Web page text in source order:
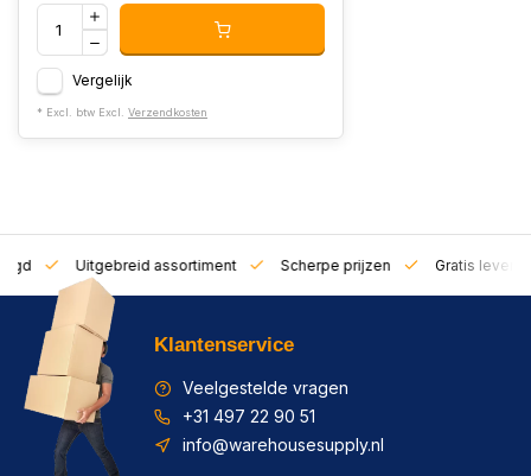
Vergelijk
* Excl. btw Excl. Verzendkosten
Uitgebreid assortiment Scherpe prijzen Gratis
Klantenservice
Veelgestelde vragen
+31 497 22 90 51
info@warehousesupply.nl